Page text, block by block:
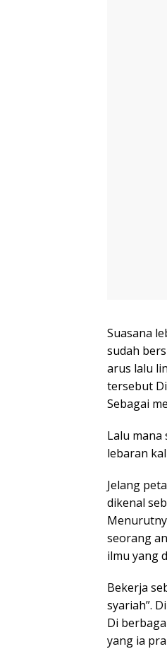
Suasana
sudah
arus lalu
tersebut
Sebagai
Lalu
lebaran
Jelang
dikenal
seorang
ilmu yang
Bekerja
syariah”.
Di
yang ia